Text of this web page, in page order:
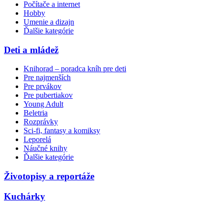
Počítače a internet
Hobby
Umenie a dizajn
Ďalšie kategórie
Deti a mládež
Knihorad – poradca kníh pre deti
Pre najmenších
Pre prvákov
Pre pubertiakov
Young Adult
Beletria
Rozprávky
Sci-fi, fantasy a komiksy
Leporelá
Náučné knihy
Ďalšie kategórie
Životopisy a reportáže
Kuchárky